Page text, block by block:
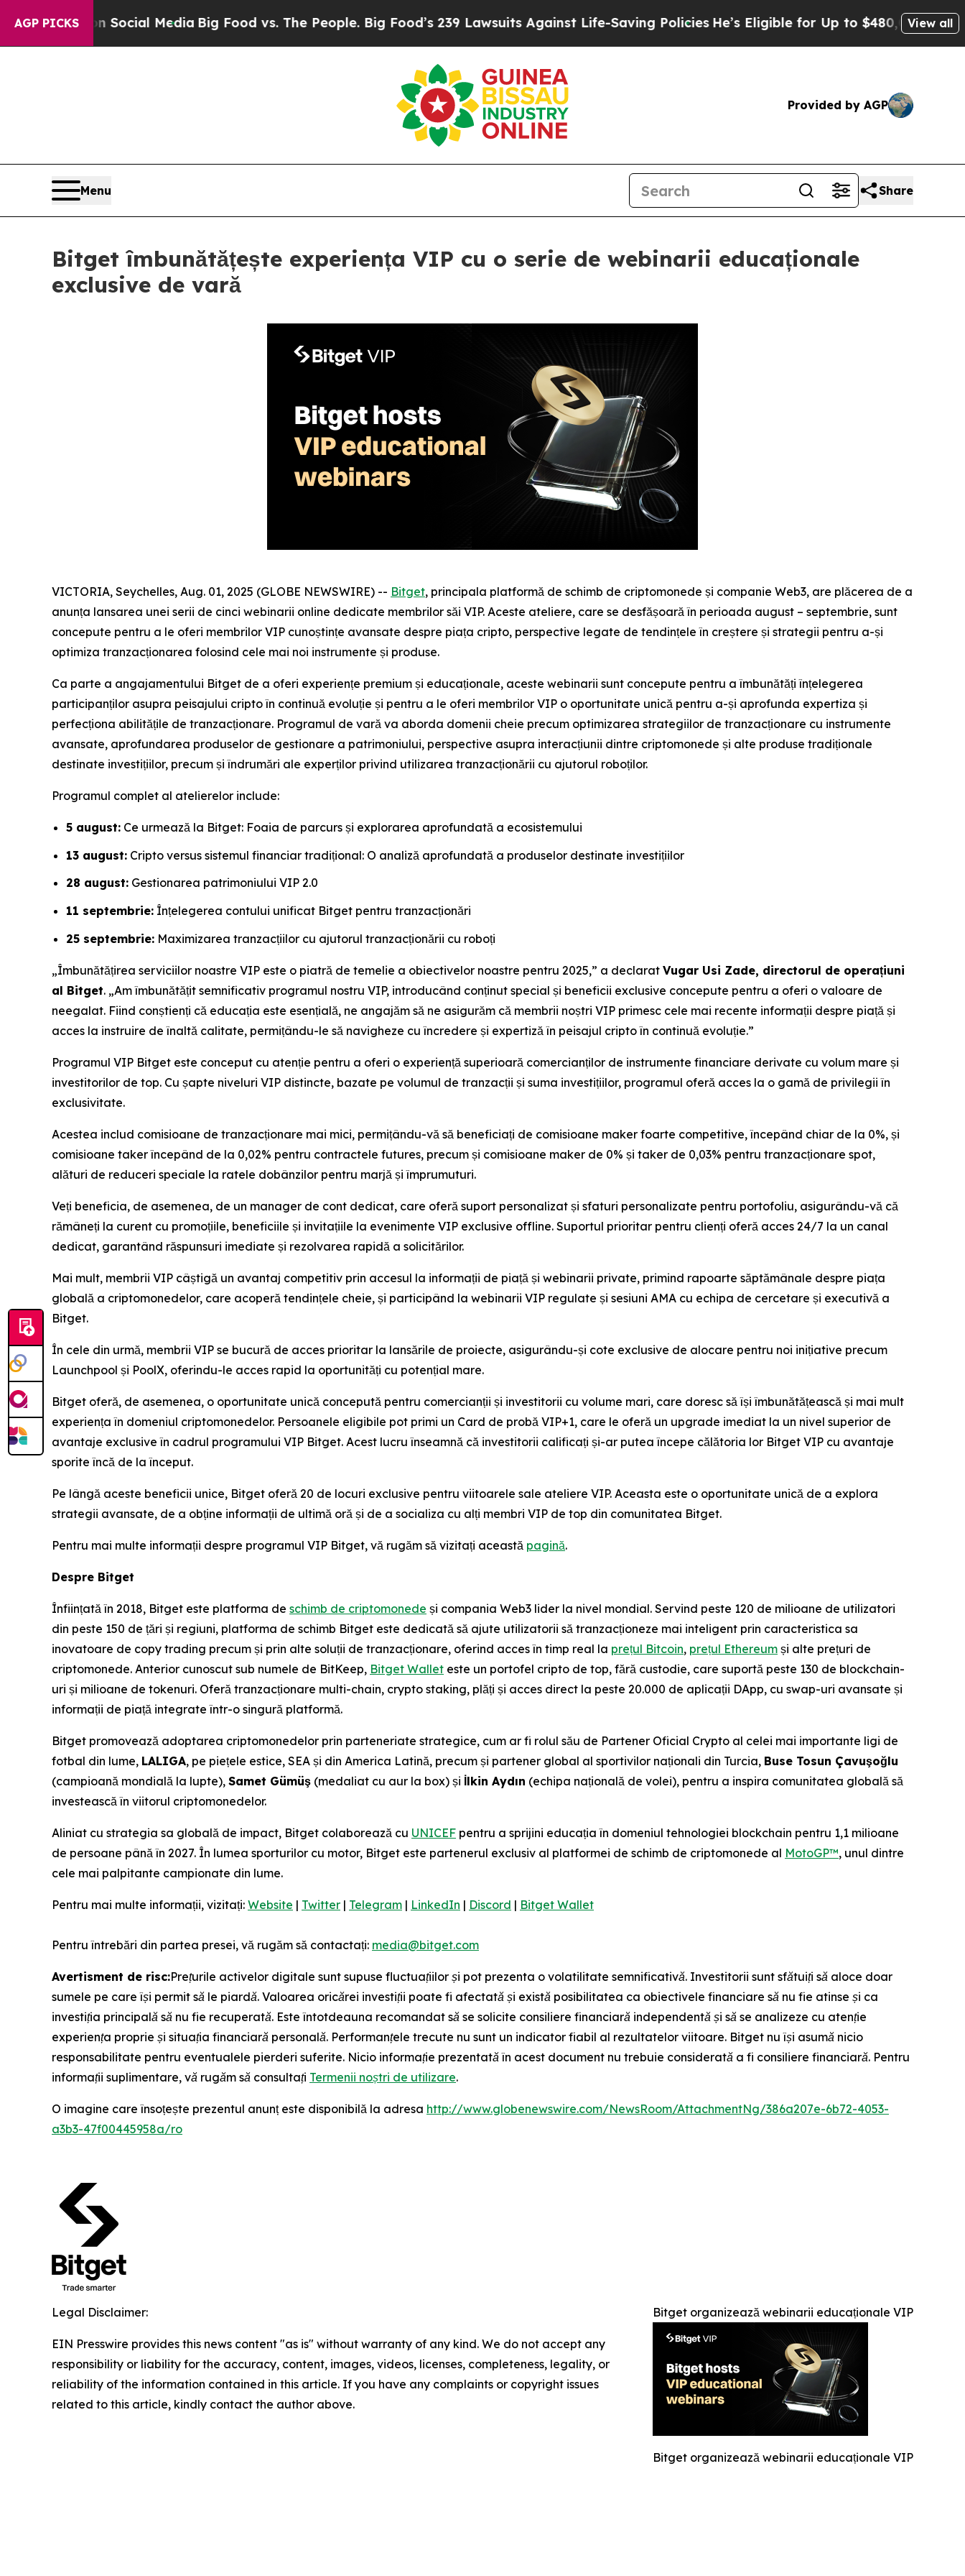
AGP PICKS
on Social MediaBig Food vs. The People. Big Food’s 239 Lawsuits Against Life-Saving PoliciesHe’s Eligible for Up to $480,000 After BeingView all
Provided by AGP
Menu Share
Bitget îmbunătățește experiența VIP cu o serie de webinarii educaționale
exclusive de vară
VICTORIA, Seychelles, Aug. 01, 2025 (GLOBE NEWSWIRE) -- Bitget, principala platformă de schimb de criptomonede și companie Web3, are plăcerea de a
anunța lansarea unei serii de cinci webinarii online dedicate membrilor săi VIP. Aceste ateliere, care se desfășoară în perioada august – septembrie, sunt
concepute pentru a le oferi membrilor VIP cunoștințe avansate despre piața cripto, perspective legate de tendințele în creștere și strategii pentru a-și
optimiza tranzacționarea folosind cele mai noi instrumente și produse.
Ca parte a angajamentului Bitget de a oferi experiențe premium și educaționale, aceste webinarii sunt concepute pentru a îmbunătăți înțelegerea
participanților asupra peisajului cripto în continuă evoluție și pentru a le oferi membrilor VIP o oportunitate unică pentru a-și aprofunda expertiza și
perfecționa abilitățile de tranzacționare. Programul de vară va aborda domenii cheie precum optimizarea strategiilor de tranzacționare cu instrumente
avansate, aprofundarea produselor de gestionare a patrimoniului, perspective asupra interacțiunii dintre criptomonede și alte produse tradiționale
destinate investițiilor, precum și îndrumări ale experților privind utilizarea tranzacționării cu ajutorul roboților.
Programul complet al atelierelor include:
5 august: Ce urmează la Bitget: Foaia de parcurs și explorarea aprofundată a ecosistemului
13 august: Cripto versus sistemul financiar tradițional: O analiză aprofundată a produselor destinate investițiilor
28 august: Gestionarea patrimoniului VIP 2.0
11 septembrie: Înțelegerea contului unificat Bitget pentru tranzacționări
25 septembrie: Maximizarea tranzacțiilor cu ajutorul tranzacționării cu roboți
„Îmbunătățirea serviciilor noastre VIP este o piatră de temelie a obiectivelor noastre pentru 2025,” a declarat Vugar Usi Zade, directorul de operațiuni
al Bitget. „Am îmbunătățit semnificativ programul nostru VIP, introducând conținut special și beneficii exclusive concepute pentru a oferi o valoare de
neegalat. Fiind conștienți că educația este esențială, ne angajăm să ne asigurăm că membrii noștri VIP primesc cele mai recente informații despre piață și
acces la instruire de înaltă calitate, permițându-le să navigheze cu încredere și expertiză în peisajul cripto în continuă evoluție.”
Programul VIP Bitget este conceput cu atenție pentru a oferi o experiență superioară comercianților de instrumente financiare derivate cu volum mare și
investitorilor de top. Cu șapte niveluri VIP distincte, bazate pe volumul de tranzacții și suma investițiilor, programul oferă acces la o gamă de privilegii în
exclusivitate.
Acestea includ comisioane de tranzacționare mai mici, permițându-vă să beneficiați de comisioane maker foarte competitive, începând chiar de la 0%, și
comisioane taker începând de la 0,02% pentru contractele futures, precum și comisioane maker de 0% și taker de 0,03% pentru tranzacționare spot,
alături de reduceri speciale la ratele dobânzilor pentru marjă și împrumuturi.
Veți beneficia, de asemenea, de un manager de cont dedicat, care oferă suport personalizat și sfaturi personalizate pentru portofoliu, asigurându-vă că
rămâneți la curent cu promoțiile, beneficiile și invitațiile la evenimente VIP exclusive offline. Suportul prioritar pentru clienți oferă acces 24/7 la un canal
dedicat, garantând răspunsuri imediate și rezolvarea rapidă a solicitărilor.
Mai mult, membrii VIP câștigă un avantaj competitiv prin accesul la informații de piață și webinarii private, primind rapoarte săptămânale despre piața
globală a criptomonedelor, care acoperă tendințele cheie, și participând la webinarii VIP regulate și sesiuni AMA cu echipa de cercetare și executivă a
Bitget.
În cele din urmă, membrii VIP se bucură de acces prioritar la lansările de proiecte, asigurându-și cote exclusive de alocare pentru noi inițiative precum
Launchpool și PoolX, oferindu-le acces rapid la oportunități cu potențial mare.
Bitget oferă, de asemenea, o oportunitate unică concepută pentru comercianții și investitorii cu volume mari, care doresc să își îmbunătățească și mai mult
experiența în domeniul criptomonedelor. Persoanele eligibile pot primi un Card de probă VIP+1, care le oferă un upgrade imediat la un nivel superior de
avantaje exclusive în cadrul programului VIP Bitget. Acest lucru înseamnă că investitorii calificați și-ar putea începe călătoria lor Bitget VIP cu avantaje
sporite încă de la început.
Pe lângă aceste beneficii unice, Bitget oferă 20 de locuri exclusive pentru viitoarele sale ateliere VIP. Aceasta este o oportunitate unică de a explora
strategii avansate, de a obține informații de ultimă oră și de a socializa cu alți membri VIP de top din comunitatea Bitget.
Pentru mai multe informații despre programul VIP Bitget, vă rugăm să vizitați această pagină.
Despre Bitget
Înființată în 2018, Bitget este platforma de schimb de criptomonede și compania Web3 lider la nivel mondial. Servind peste 120 de milioane de utilizatori
din peste 150 de țări și regiuni, platforma de schimb Bitget este dedicată să ajute utilizatorii să tranzacționeze mai inteligent prin caracteristica sa
inovatoare de copy trading precum și prin alte soluții de tranzacționare, oferind acces în timp real la prețul Bitcoin, prețul Ethereum și alte prețuri de
criptomonede. Anterior cunoscut sub numele de BitKeep, Bitget Wallet este un portofel cripto de top, fără custodie, care suportă peste 130 de blockchain-
uri și milioane de tokenuri. Oferă tranzacționare multi-chain, crypto staking, plăți și acces direct la peste 20.000 de aplicații DApp, cu swap-uri avansate și
informații de piață integrate într-o singură platformă.
Bitget promovează adoptarea criptomonedelor prin parteneriate strategice, cum ar fi rolul său de Partener Oficial Crypto al celei mai importante ligi de
fotbal din lume, LALIGA, pe piețele estice, SEA și din America Latină, precum și partener global al sportivilor naționali din Turcia, Buse Tosun Çavuşoğlu
(campioană mondială la lupte), Samet Gümüş (medaliat cu aur la box) și İlkin Aydın (echipa națională de volei), pentru a inspira comunitatea globală să
investească în viitorul criptomonedelor.
Aliniat cu strategia sa globală de impact, Bitget colaborează cu UNICEF pentru a sprijini educația în domeniul tehnologiei blockchain pentru 1,1 milioane
de persoane până în 2027. În lumea sporturilor cu motor, Bitget este partenerul exclusiv al platformei de schimb de criptomonede al MotoGP™, unul dintre
cele mai palpitante campionate din lume.
Pentru mai multe informații, vizitați: Website | Twitter | Telegram | LinkedIn | Discord | Bitget Wallet
Pentru întrebări din partea presei, vă rugăm să contactați: media@bitget.com
Avertisment de risc:Prețurile activelor digitale sunt supuse fluctuațiilor și pot prezenta o volatilitate semnificativă. Investitorii sunt sfătuiți să aloce doar
sumele pe care își permit să le piardă. Valoarea oricărei investiții poate fi afectată și există posibilitatea ca obiectivele financiare să nu fie atinse și ca
investiția principală să nu fie recuperată. Este întotdeauna recomandat să se solicite consiliere financiară independentă și să se analizeze cu atenție
experiența proprie și situația financiară personală. Performanțele trecute nu sunt un indicator fiabil al rezultatelor viitoare. Bitget nu își asumă nicio
responsabilitate pentru eventualele pierderi suferite. Nicio informație prezentată în acest document nu trebuie considerată a fi consiliere financiară. Pentru
informații suplimentare, vă rugăm să consultați Termenii noștri de utilizare.
O imagine care însoțește prezentul anunț este disponibilă la adresa http://www.globenewswire.com/NewsRoom/AttachmentNg/386a207e-6b72-4053-
a3b3-47f00445958a/ro
Bitget organizează webinarii educaționale VIP
Bitget organizează webinarii educaționale VIP
Legal Disclaimer:
EIN Presswire provides this news content "as is" without warranty of any kind. We do not accept any
responsibility or liability for the accuracy, content, images, videos, licenses, completeness, legality, or
reliability of the information contained in this article. If you have any complaints or copyright issues
related to this article, kindly contact the author above.